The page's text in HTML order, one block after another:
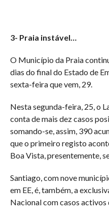
3- Praia instável…
O Município da Praia
dias do final do Estado de
sexta-feira que vem, 29.
Nesta segunda-feira, 25, o
conta de mais dez casos
somando-se, assim, 390
que o primeiro registo
Boa Vista, presentemente,
Santiago, com nove
em EE, é, também, a
Nacional com casos